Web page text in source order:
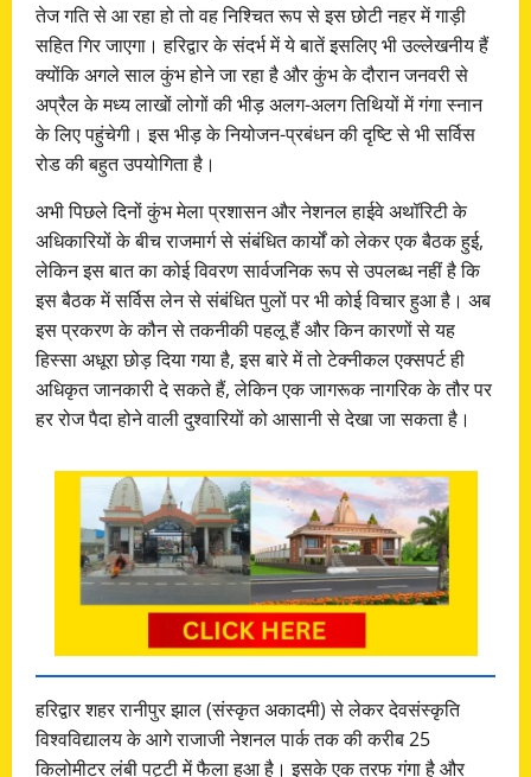
तेज गति से आ रहा हो तो वह निश्चित रूप से इस छोटी नहर में गाड़ी
सहित गिर जाएगा। हरिद्वार के संदर्भ में ये बातें इसलिए भी उल्लेखनीय हैं
क्योंकि अगले साल कुंभ होने जा रहा है और कुंभ के दौरान जनवरी से
अप्रैल के मध्य लाखों लोगों की भीड़ अलग-अलग तिथियों में गंगा स्नान
के लिए पहुंचेगी। इस भीड़ के नियोजन-प्रबंधन की दृष्टि से भी सर्विस
रोड की बहुत उपयोगिता है।
अभी पिछले दिनों कुंभ मेला प्रशासन और नेशनल हाईवे अथॉरिटी के
अधिकारियों के बीच राजमार्ग से संबंधित कार्यों को लेकर एक बैठक हुई,
लेकिन इस बात का कोई विवरण सार्वजनिक रूप से उपलब्ध नहीं है कि
इस बैठक में सर्विस लेन से संबंधित पुलों पर भी कोई विचार हुआ है। अब
इस प्रकरण के कौन से तकनीकी पहलू हैं और किन कारणों से यह
हिस्सा अधूरा छोड़ दिया गया है, इस बारे में तो टेक्नीकल एक्सपर्ट ही
अधिकृत जानकारी दे सकते हैं, लेकिन एक जागरूक नागरिक के तौर पर
हर रोज पैदा होने वाली दुश्वारियों को आसानी से देखा जा सकता है।
हरिद्वार शहर रानीपुर झाल (संस्कृत अकादमी) से लेकर देवसंस्कृति
विश्वविद्यालय के आगे राजाजी नेशनल पार्क तक की करीब 25
किलोमीटर लंबी पट्टी में फैला हुआ है। इसके एक तरफ गंगा है और